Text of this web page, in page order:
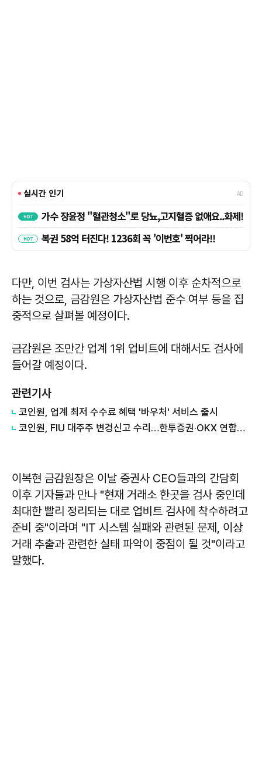
다만, 이번 검사는 가상자산법 시행 이후 순차적으로
하는 것으로, 금감원은 가상자산법 준수 여부 등을 집
중적으로 살펴볼 예정이다.
금감원은 조만간 업계 1위 업비트에 대해서도 검사에
들어갈 예정이다.
관련기사
코인원, 업계 최저 수수료 혜택 '바우처' 서비스 출시
코인원, FIU 대주주 변경신고 수리…한투증권·OKX 연합체 출범
이복현 금감원장은 이날 증권사 CEO들과의 간담회
이후 기자들과 만나 "현재 거래소 한곳을 검사 중인데
최대한 빨리 정리되는 대로 업비트 검사에 착수하려고
준비 중"이라며 "IT 시스템 실패와 관련된 문제, 이상
거래 추출과 관련한 실태 파악이 중점이 될 것"이라고
말했다.